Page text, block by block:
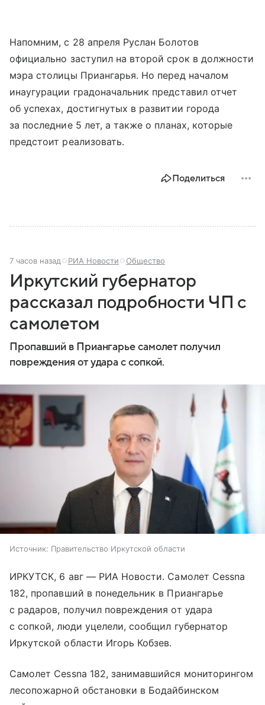
Напомним, с 28 апреля Руслан Болотов
официально заступил на второй срок в должности
мэра столицы Приангарья. Но перед началом
инаугурации градоначальник представил отчет
об успехах, достигнутых в развитии города
за последние 5 лет, а также о планах, которые
предстоит реализовать.
Поделиться
7 часов назад РИА Новости Общество
Иркутский губернатор
рассказал подробности ЧП с
самолетом
Пропавший в Приангарье самолет получил
повреждения от удара с сопкой.
Источник: Правительство Иркутской области
ИРКУТСК, 6 авг — РИА Новости. Самолет Cessna
182, пропавший в понедельник в Приангарье
с радаров, получил повреждения от удара
с сопкой, люди уцелели, сообщил губернатор
Иркутской области Игорь Кобзев.
Самолет Cessna 182, занимавшийся мониторингом
лесопожарной обстановки в Бодайбинском